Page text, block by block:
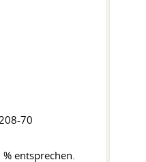
70
entsprechen.